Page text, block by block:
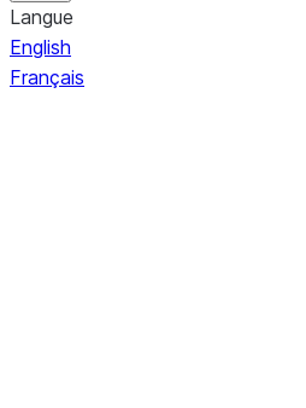
Langue
English
Français